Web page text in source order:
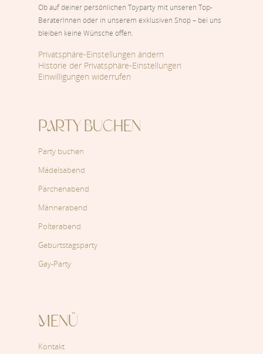
Ob auf deiner persönlichen Toyparty mit unseren Top-
BeraterInnen oder in unserem exklusiven Shop – bei uns
bleiben keine Wünsche offen.
Privatsphäre-Einstellungen ändern
Historie der Privatsphäre-Einstellungen
Einwilligungen widerrufen
PARTY BUCHEN
Party buchen
Mädelsabend
Pärchenabend
Männerabend
Polterabend
Geburtstagsparty
Gay-Party
MENÜ
Kontakt